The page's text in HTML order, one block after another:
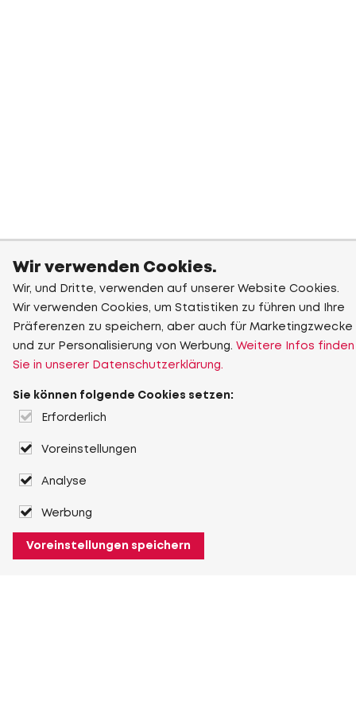
Wir verwenden Cookies.
Wir, und Dritte, verwenden auf unserer Website Cookies.
Wir verwenden Cookies, um Statistiken zu führen und Ihre
Präferenzen zu speichern, aber auch für Marketingzwecke
und zur Personalisierung von Werbung. Weitere Infos finden
Sie in unserer Datenschutzerklärung.
Sie können folgende Cookies setzen:
Erforderlich
Voreinstellungen
Analyse
Werbung
Voreinstellungen speichern